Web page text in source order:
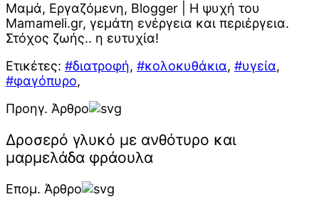
Μαμά, Εργαζόμενη, Blogger | Η ψυχή του
Mamameli.gr, γεμάτη ενέργεια και περιέργεια.
Στόχος ζωής.. η ευτυχία!
Ετικέτες: #διατροφή, #κολοκυθάκια, #υγεία,
#φαγόπυρο,
Προηγ. Άρθρο
Δροσερό γλυκό με ανθότυρο και
μαρμελάδα φράουλα
Επομ. Άρθρο